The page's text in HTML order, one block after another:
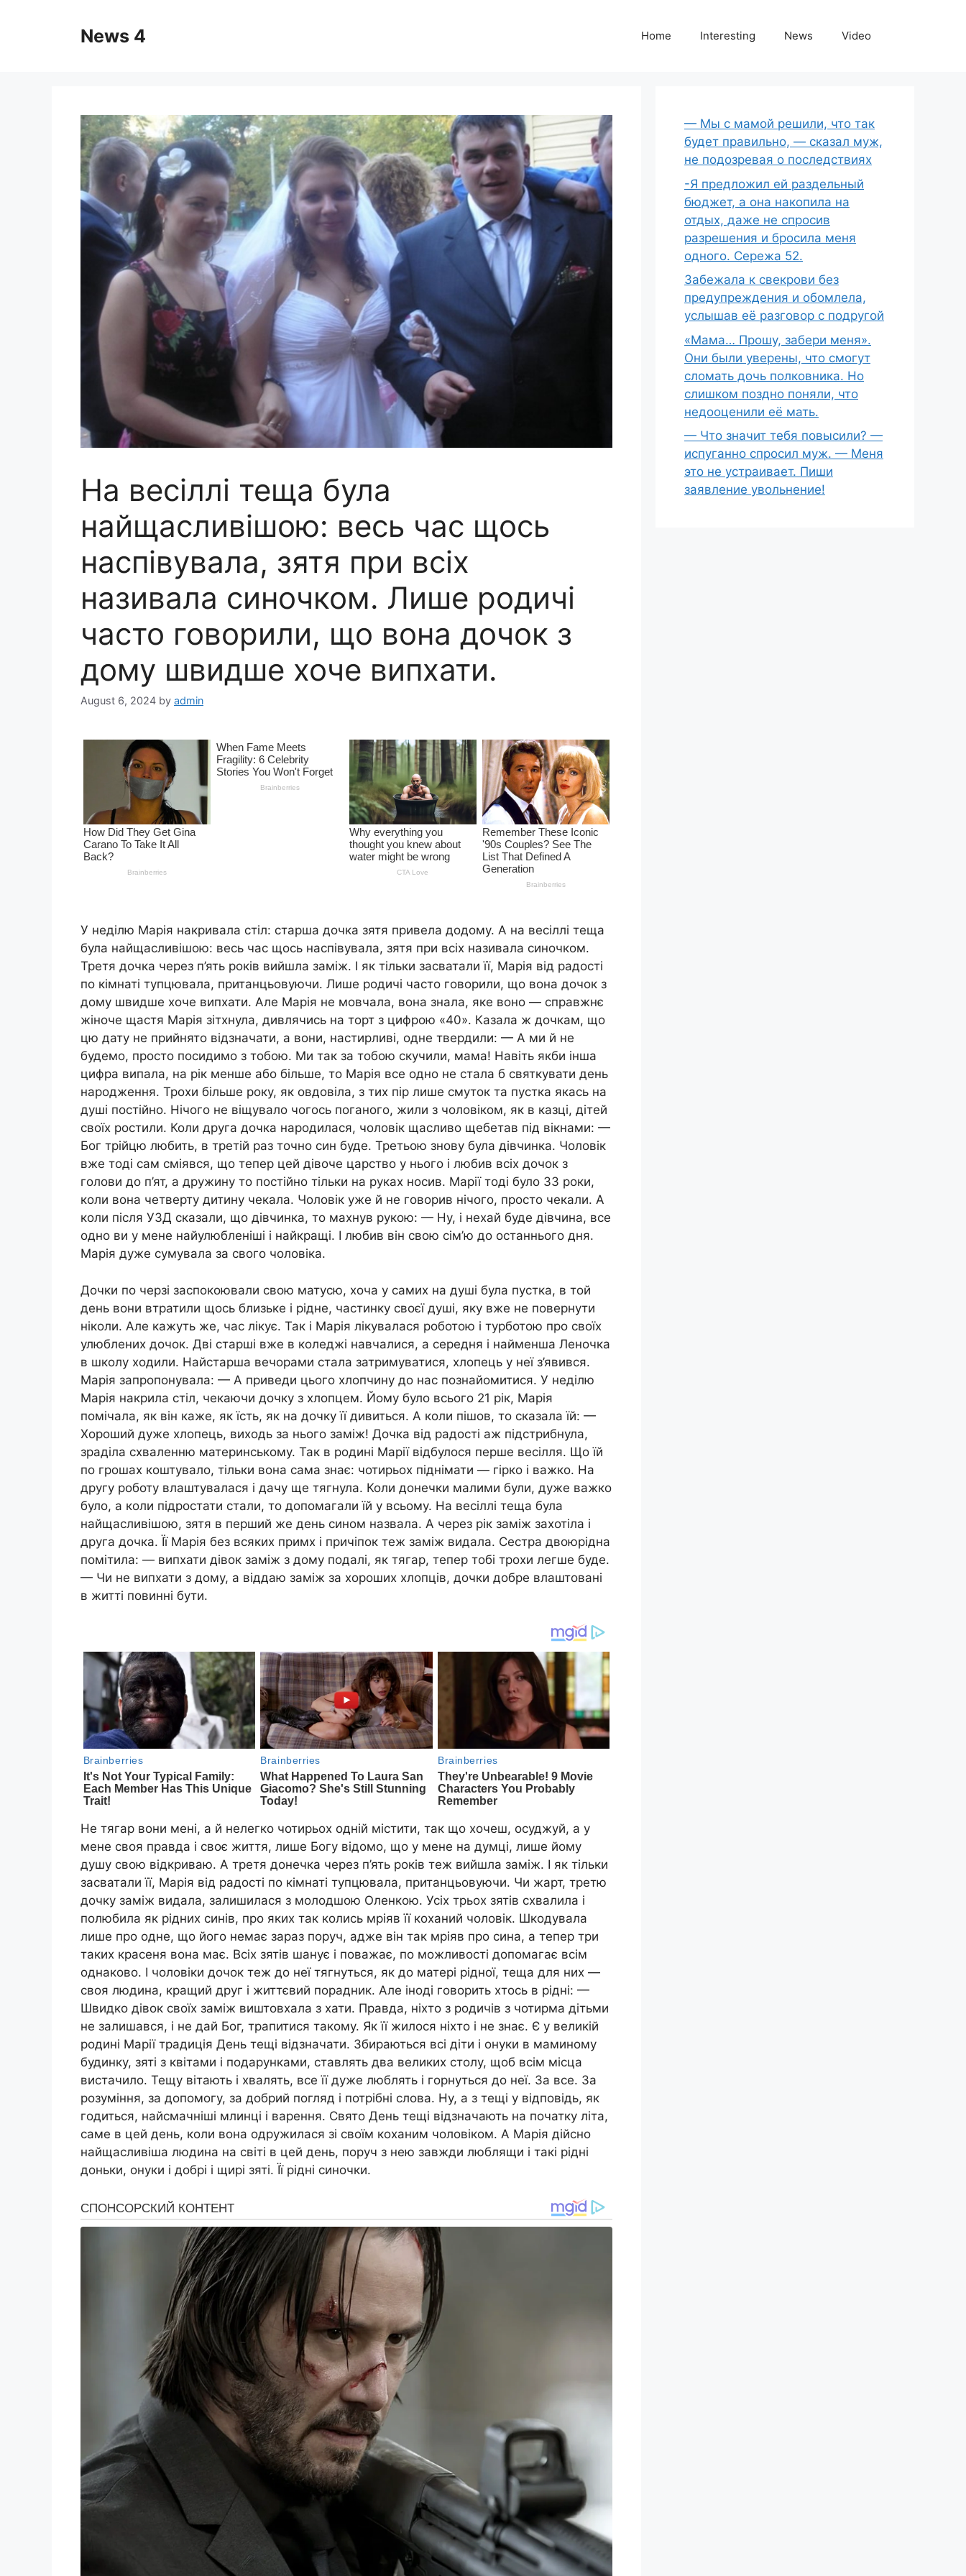
News 4 Home Interesting News Video
На весіллі теща була
найщасливішою: весь час щось
наспівувала, зятя при всіх
називала синочком. Лише родичі
часто говорили, що вона дочок з
дому швидше хоче випхати.
August 6, 2024 by admin
У неділю Марія накривала стіл: старша дочка зятя привела додому. А на весіллі теща
була найщасливішою: весь час щось наспівувала, зятя при всіх називала синочком.
Третя дочка через п’ять років вийшла заміж. І як тільки засватали її, Марія від радості
по кімнаті тупцювала, пританцьовуючи. Лише родичі часто говорили, що вона дочок з
дому швидше хоче випхати. Але Марія не мовчала, вона знала, яке воно — справжнє
жіноче щастя Марія зітхнула, дивлячись на торт з цифрою «40». Казала ж дочкам, що
цю дату не прийнято відзначати, а вони, настирливі, одне твердили: — А ми й не
будемо, просто посидимо з тобою. Ми так за тобою скучили, мама! Навіть якби інша
цифра випала, на рік менше або більше, то Марія все одно не стала б святкувати день
народження. Трохи більше року, як овдовіла, з тих пір лише смуток та пустка якась на
душі постійно. Нічого не віщувало чогось поганого, жили з чоловіком, як в казці, дітей
своїх ростили. Коли друга дочка народилася, чоловік щасливо щебетав під вікнами: —
Бог трійцю любить, в третій раз точно син буде. Третьою знову була дівчинка. Чоловік
вже тоді сам сміявся, що тепер цей дівоче царство у нього і любив всіх дочок з
голови до п’ят, а дружину то постійно тільки на руках носив. Марії тоді було 33 роки,
коли вона четверту дитину чекала. Чоловік уже й не говорив нічого, просто чекали. А
коли після УЗД сказали, що дівчинка, то махнув рукою: — Ну, і нехай буде дівчина, все
одно ви у мене найулюбленіші і найкращі. І любив він свою сім’ю до останнього дня.
Марія дуже сумувала за свого чоловіка.
Дочки по черзі заспокоювали свою матусю, хоча у самих на душі була пустка, в той
день вони втратили щось близьке і рідне, частинку своєї душі, яку вже не повернути
ніколи. Але кажуть же, час лікує. Так і Марія лікувалася роботою і турботою про своїх
улюблених дочок. Дві старші вже в коледжі навчалися, а середня і найменша Леночка
в школу ходили. Найстарша вечорами стала затримуватися, хлопець у неї з’явився.
Марія запропонувала: — А приведи цього хлопчину до нас познайомитися. У неділю
Марія накрила стіл, чекаючи дочку з хлопцем. Йому було всього 21 рік, Марія
помічала, як він каже, як їсть, як на дочку її дивиться. А коли пішов, то сказала їй: —
Хороший дуже хлопець, виходь за нього заміж! Дочка від радості аж підстрибнула,
зраділа схваленню материнському. Так в родині Марії відбулося перше весілля. Що їй
по грошах коштувало, тільки вона сама знає: чотирьох піднімати — гірко і важко. На
другу роботу влаштувалася і дачу ще тягнула. Коли донечки малими були, дуже важко
було, а коли підростати стали, то допомагали їй у всьому. На весіллі теща була
найщасливішою, зятя в перший же день сином назвала. А через рік заміж захотіла і
друга дочка. Її Марія без всяких примх і причіпок теж заміж видала. Сестра двоюрідна
помітила: — випхати дівок заміж з дому подалі, як тягар, тепер тобі трохи легше буде.
— Чи не випхати з дому, а віддаю заміж за хороших хлопців, дочки добре влаштовані
в житті повинні бути.
Не тягар вони мені, а й нелегко чотирьох одній містити, так що хочеш, осуджуй, а у
мене своя правда і своє життя, лише Богу відомо, що у мене на думці, лише йому
душу свою відкриваю. А третя донечка через п’ять років теж вийшла заміж. І як тільки
засватали її, Марія від радості по кімнаті тупцювала, пританцьовуючи. Чи жарт, третю
дочку заміж видала, залишилася з молодшою Оленкою. Усіх трьох зятів схвалила і
полюбила як рідних синів, про яких так колись мріяв її коханий чоловік. Шкодувала
лише про одне, що його немає зараз поруч, адже він так мріяв про сина, а тепер три
таких красеня вона має. Всіх зятів шанує і поважає, по можливості допомагає всім
однаково. І чоловіки дочок теж до неї тягнуться, як до матері рідної, теща для них —
своя людина, кращий друг і життєвий порадник. Але іноді говорить хтось в рідні: —
Швидко дівок своїх заміж виштовхала з хати. Правда, ніхто з родичів з чотирма дітьми
не залишався, і не дай Бог, трапитися такому. Як її жилося ніхто і не знає. Є у великій
родині Марії традиція День тещі відзначати. Збираються всі діти і онуки в маминому
будинку, зяті з квітами і подарунками, ставлять два великих столу, щоб всім місца
вистачило. Тещу вітають і хвалять, все її дуже люблять і горнуться до неї. За все. За
розуміння, за допомогу, за добрий погляд і потрібні слова. Ну, а з тещі у відповідь, як
годиться, найсмачніші млинці і варення. Свято День тещі відзначають на початку літа,
саме в цей день, коли вона одружилася зі своїм коханим чоловіком. А Марія дійсно
найщасливіша людина на світі в цей день, поруч з нею завжди люблящи і такі рідні
доньки, онуки і добрі і щирі зяті. Її рідні синочки.
— Мы с мамой решили, что так
будет правильно, — сказал муж,
не подозревая о последствиях
-Я предложил ей раздельный
бюджет, а она накопила на
отдых, даже не спросив
разрешения и бросила меня
одного. Сережа 52.
Забежала к свекрови без
предупреждения и обомлела,
услышав её разговор с подругой
«Мама… Прошу, забери меня».
Они были уверены, что смогут
сломать дочь полковника. Но
слишком поздно поняли, что
недооценили её мать.
— Что значит тебя повысили? —
испуганно спросил муж. — Меня
это не устраивает. Пиши
заявление увольнение!